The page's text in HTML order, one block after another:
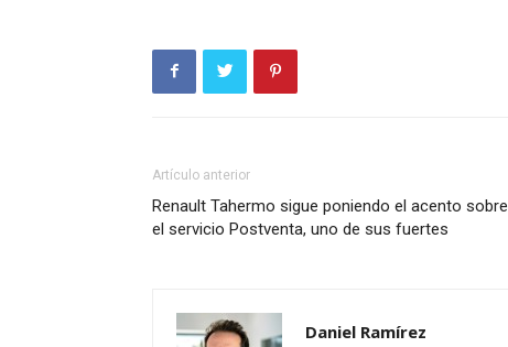
Artículo anterior
Renault Tahermo sigue poniendo el acento sobre
el servicio Postventa, uno de sus fuertes
Daniel Ramírez